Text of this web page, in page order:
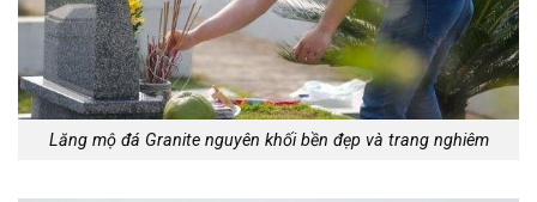
Lăng mộ đá Granite nguyên khối bền đẹp và trang nghiêm